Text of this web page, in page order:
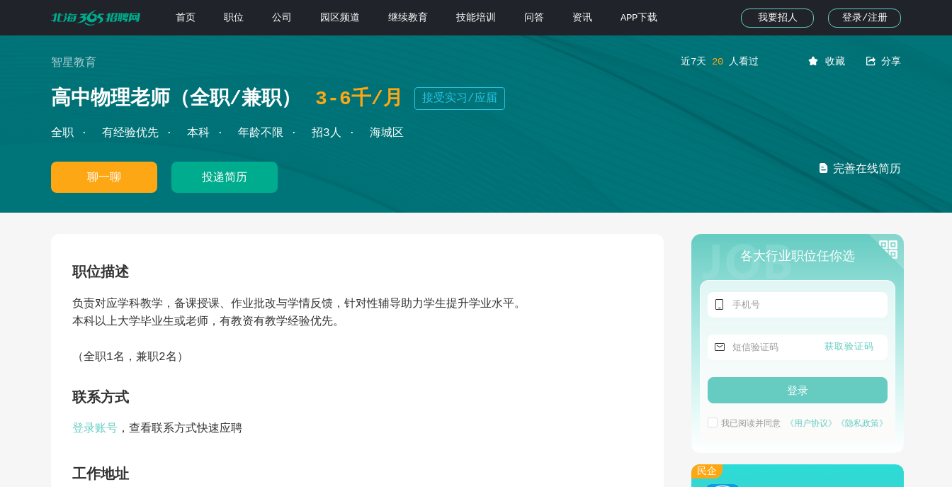
首页 职位 公司 园区频道 继续教育 技能培训 问答 资讯 APP下载 我要招人 登录/注册
智星教育 近7天 20 人看过  收藏  分享
高中物理老师（全职/兼职） 3-6千/月 接受实习/应届
全职 有经验优先 本科 年龄不限 招3人 海城区
聊一聊 投递简历
 完善在线简历
职位描述
负责对应学科教学，备课授课、作业批改与学情反馈，针对性辅导助力学生提升学业水平。
本科以上大学毕业生或老师，有教资有教学经验优先。
（全职1名，兼职2名）
联系方式
登录账号 ，查看联系方式快速应聘
工作地址
各大行业职位任你选

 获取验证码
登录
我已阅读并同意 《用户协议》 《隐私政策》
民企